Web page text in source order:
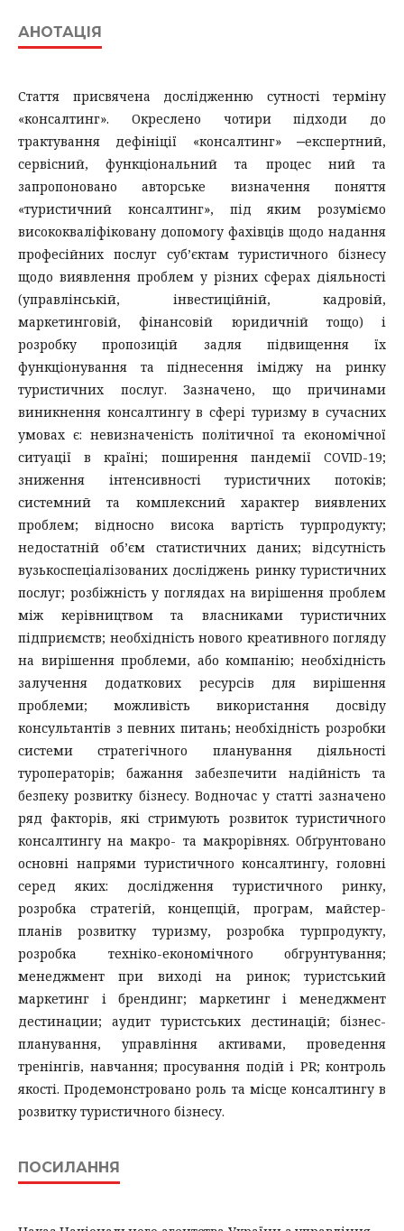
АНОТАЦІЯ
Стаття присвячена дослідженню сутності терміну
«консалтинг». Окреслено чотири підходи до
трактування дефініції «консалтинг» ‒експертний,
сервісний, функціональний та процес ний та
запропоновано авторське визначення поняття
«туристичний консалтинг», під яким розуміємо
висококваліфіковану допомогу фахівців щодо надання
професійних послуг суб’єктам туристичного бізнесу
щодо виявлення проблем у різних сферах діяльності
(управлінській, інвестиційній, кадровій,
маркетинговій, фінансовій юридичній тощо) і
розробку пропозицій задля підвищення їх
функціонування та піднесення іміджу на ринку
туристичних послуг. Зазначено, що причинами
виникнення консалтингу в сфері туризму в сучасних
умовах є: невизначеність політичної та економічної
ситуації в країні; поширення пандемії COVID-19;
зниження інтенсивності туристичних потоків;
системний та комплексний характер виявлених
проблем; відносно висока вартість турпродукту;
недостатній об’єм статистичних даних; відсутність
вузькоспеціалізованих досліджень ринку туристичних
послуг; розбіжність у поглядах на вирішення проблем
між керівництвом та власниками туристичних
підприємств; необхідність нового креативного погляду
на вирішення проблеми, або компанію; необхідність
залучення додаткових ресурсів для вирішення
проблеми; можливість використання досвіду
консультантів з певних питань; необхідність розробки
системи стратегічного планування діяльності
туроператорів; бажання забезпечити надійність та
безпеку розвитку бізнесу. Водночас у статті зазначено
ряд факторів, які стримують розвиток туристичного
консалтингу на макро- та макрорівнях. Обґрунтовано
основні напрями туристичного консалтингу, головні
серед яких: дослідження туристичного ринку,
розробка стратегій, концепцій, програм, майстер-
планів розвитку туризму, розробка турпродукту,
розробка техніко-економічного обгрунтування;
менеджмент при виході на ринок; туристський
маркетинг і брендинг; маркетинг і менеджмент
дестинации; аудит туристських дестинацій; бізнес-
планування, управління активами, проведення
тренінгів, навчання; просування подій і PR; контроль
якості. Продемонстровано роль та місце консалтингу в
розвитку туристичного бізнесу.
ПОСИЛАННЯ